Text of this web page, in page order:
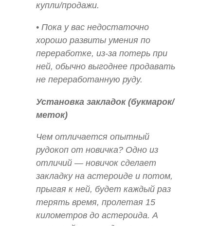
купли/продажи.
• Пока у вас недостаточно
хорошо развиты умения по
переработке, из-за потерь при
ней, обычно выгоднее продавать
не переработанную руду.
Установка закладок (букмарок/
меток)
Чем отличается опытный
рудокоп от новичка? Одно из
отличий — новичок сделает
закладку на астероиде и потом,
прыгая к ней, будет каждый раз
терять время, пролетая 15
километров до астероида. А